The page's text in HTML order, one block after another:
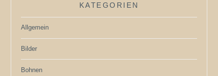
KATEGORIEN
Allgemein
Bilder
Bohnen